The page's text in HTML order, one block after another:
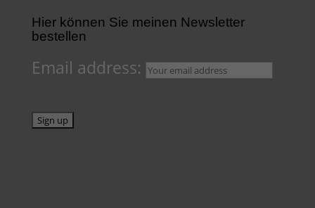
Hier können Sie meinen Newsletter
bestellen
Email address: